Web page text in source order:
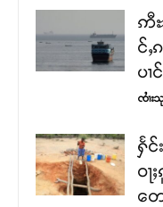
ဢီ
င်
ပၢ
ၸၢႆး
ႁႅင်
ဝႃ
တ